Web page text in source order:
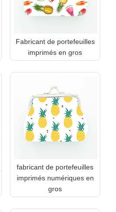
Fabricant de portefeuilles
imprimés en gros
fabricant de portefeuilles
imprimés numériques en
gros